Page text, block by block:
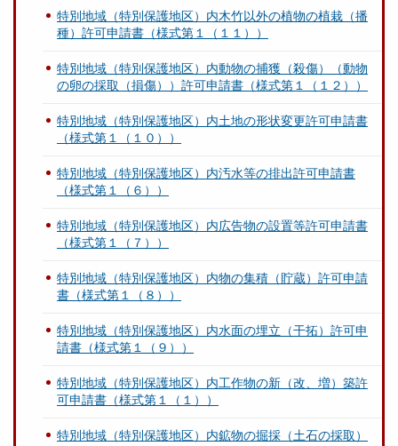
特別地域（特別保護地区）内木竹以外の植物の植栽（播
種）許可申請書（様式第１（１１））
特別地域（特別保護地区）内動物の捕獲（殺傷）（動物
の卵の採取（損傷））許可申請書（様式第１（１２））
特別地域（特別保護地区）内土地の形状変更許可申請書
（様式第１（１０））
特別地域（特別保護地区）内汚水等の排出許可申請書
（様式第１（６））
特別地域（特別保護地区）内広告物の設置等許可申請書
（様式第１（７））
特別地域（特別保護地区）内物の集積（貯蔵）許可申請
書（様式第１（８））
特別地域（特別保護地区）内水面の埋立（干拓）許可申
請書（様式第１（９））
特別地域（特別保護地区）内工作物の新（改、増）築許
可申請書（様式第１（１））
特別地域（特別保護地区）内鉱物の掘採（土石の採取）